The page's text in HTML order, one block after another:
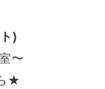
)
〜
★